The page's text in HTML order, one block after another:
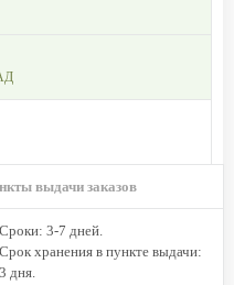
выдачи заказов
Сроки: 3-7 дней.
Cрок хранения в пункте выдачи:
3 дня.